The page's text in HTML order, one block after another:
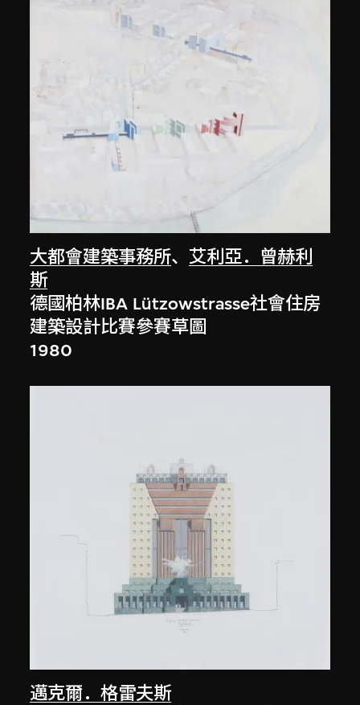
大都會建築事務所、艾利亞．曾赫利
斯
德國柏林IBA Lützowstrasse社會住房
建築設計比賽參賽草圖
1980
邁克爾．格雷夫斯